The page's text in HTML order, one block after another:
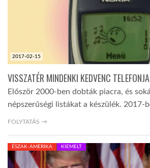
2017-02-15
VISSZATÉR MINDENKI KEDVENC
Először 2000-ben dobták piacra, és
népszerűségi listákat a készülék. 2017-
FOLYTATÁS →
ÉSZAK-AMERIKA KIEMELT